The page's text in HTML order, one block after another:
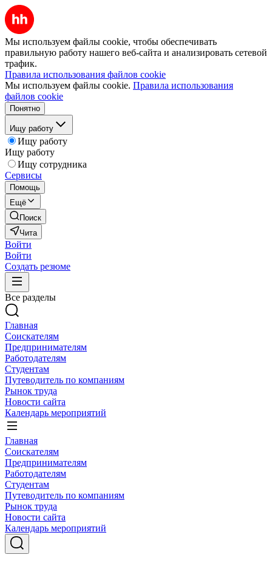
Мы используем файлы cookie, чтобы обеспечивать
правильную работу нашего веб-сайта и анализировать сетевой
трафик.
Правила использования файлов cookie
Мы используем файлы cookie. Правила использования
файлов cookie
Понятно
Ищу работу
Ищу работу
Ищу работу
Ищу сотрудника
Сервисы
Помощь
Ещё
Поиск
Чита
Войти
Войти
Создать резюме
Все разделы
Главная
Соискателям
Предпринимателям
Работодателям
Студентам
Путеводитель по компаниям
Рынок труда
Новости сайта
Календарь мероприятий
Главная
Соискателям
Предпринимателям
Работодателям
Студентам
Путеводитель по компаниям
Рынок труда
Новости сайта
Календарь мероприятий